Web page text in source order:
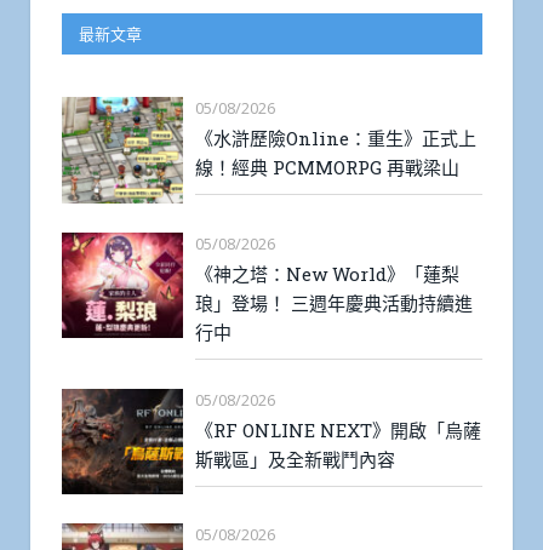
最新文章
05/08/2026
《水滸歷險Online：重生》正式上
線！經典 PCMMORPG 再戰梁山
05/08/2026
《神之塔：New World》「蓮梨
琅」登場！ 三週年慶典活動持續進
行中
05/08/2026
《RF ONLINE NEXT》開啟「烏薩
斯戰區」及全新戰鬥內容
05/08/2026